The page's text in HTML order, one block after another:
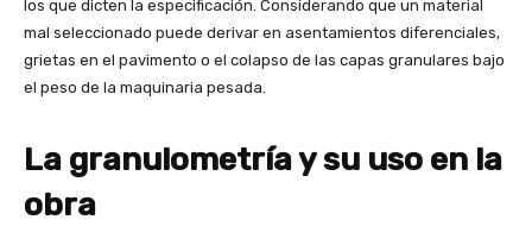
los que dicten la especificación. Considerando que un material
mal seleccionado puede derivar en asentamientos diferenciales,
grietas en el pavimento o el colapso de las capas granulares bajo
el peso de la maquinaria pesada.
La granulometría y su uso en la
obra